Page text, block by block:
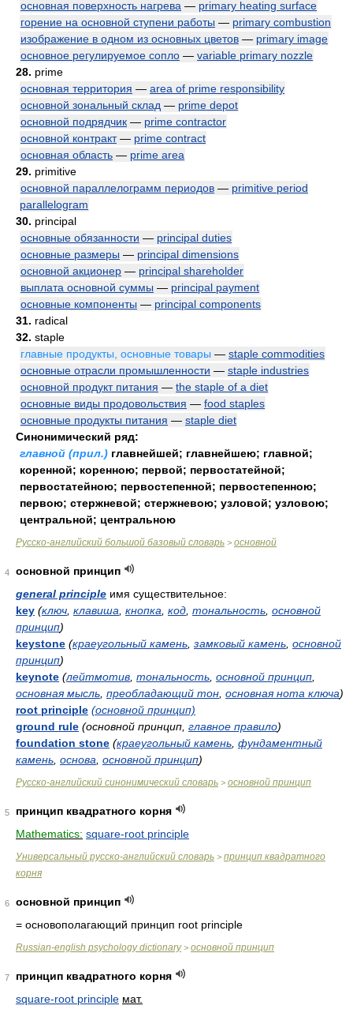
основная поверхность нагрева — primary heating surface
горение на основной ступени работы — primary combustion
изображение в одном из основных цветов — primary image
основное регулируемое сопло — variable primary nozzle
28. prime
основная территория — area of prime responsibility
основной зональный склад — prime depot
основной подрядчик — prime contractor
основной контракт— prime contract
основная область — prime area
29. primitive
основной параллелограмм периодов — primitive period
parallelogram
30. principal
основные обязанности — principal duties
основные размеры — principal dimensions
основной акционер — principal shareholder
выплата основной суммы — principal payment
основные компоненты — principal components
31. radical
32. staple
главные продукты, основные товары — staple commodities
основные отрасли промышленности — staple industries
основной продукт питания — the staple of a diet
основные виды продовольствия — food staples
основные продукты питания — staple diet
Синонимический ряд:
главной (прил.) главнейшей; главнейшею; главной;
коренной; коренною; первой; первостатейной;
первостатейною; первостепенной; первостепенною;
первою; стержневой; стержневою; узловой; узловою;
центральной; центральною
Русско-английский большой базовый словарь > основной
4
основной принцип
general principle имя существительное:
key (ключ клавиша кнопка код тональность основной
принцип)
keystone (краеугольный камень замковый камень основной
принцип)
keynote (лейтмотив тональность основной принцип
основная мысль преобладающий тон основная нота ключа)
root principle (основной принцип)
ground rule (основной принцип, главное правило)
foundation stone (краеугольный камень фундаментный
камень основа основной принцип)
Русско-английский синонимический словарь > основной принцип
5
принцип квадратного корня
Mathematics: square-root principle
Универсальный русско-английский словарь > принцип квадратного
корня
6
основной принцип
= основополагающий принцип root principle
Russian-english psychology dictionary> основной принцип
7
принцип квадратного корня
square-root principle мат.